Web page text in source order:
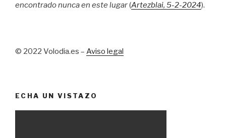
encontrado nunca en este lugar(Artezblai, 5-2-2024).
© 2022 Volodia.es – Aviso legal
ECHA UN VISTAZO